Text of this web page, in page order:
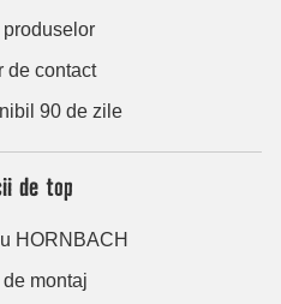
produselor
de contact
90 de zile
de top
HORNBACH
montaj